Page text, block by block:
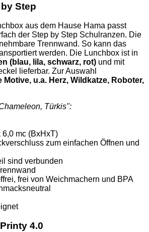
Step
aus dem Hause Hama passt
der Step by Step Schulranzen. Die
Trennwand. So kann das
werden. Die Lunchbox ist in
(blau, lila, schwarz, rot) und mit
lieferbar. Zur Auswahl
Motive, u.a. Herz, Wildkatze, Roboter,
Türkis":
6,0 mc (BxHxT)
zum einfachen Öffnen und
sind verbunden
frei von Weichmachern und BPA
4.0